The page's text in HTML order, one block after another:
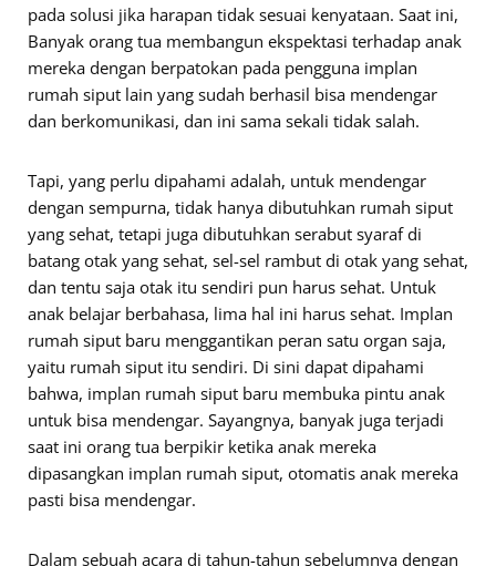
pada solusi jika harapan tidak sesuai kenyataan. Saat ini,
Banyak orang tua membangun ekspektasi terhadap anak
mereka dengan berpatokan pada pengguna implan
rumah siput lain yang sudah berhasil bisa mendengar
dan berkomunikasi, dan ini sama sekali tidak salah.
Tapi, yang perlu dipahami adalah, untuk mendengar
dengan sempurna, tidak hanya dibutuhkan rumah siput
yang sehat, tetapi juga dibutuhkan serabut syaraf di
batang otak yang sehat, sel-sel rambut di otak yang sehat,
dan tentu saja otak itu sendiri pun harus sehat. Untuk
anak belajar berbahasa, lima hal ini harus sehat. Implan
rumah siput baru menggantikan peran satu organ saja,
yaitu rumah siput itu sendiri. Di sini dapat dipahami
bahwa, implan rumah siput baru membuka pintu anak
untuk bisa mendengar. Sayangnya, banyak juga terjadi
saat ini orang tua berpikir ketika anak mereka
dipasangkan implan rumah siput, otomatis anak mereka
pasti bisa mendengar.
Dalam sebuah acara di tahun-tahun sebelumnya dengan